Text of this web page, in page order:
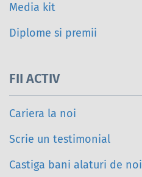
Media kit
Diplome si premii
FII ACTIV
Cariera la noi
Scrie un testimonial
Castiga bani alaturi de noi